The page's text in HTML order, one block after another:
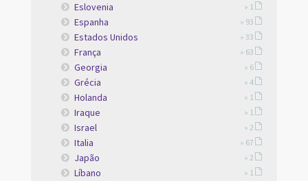
Eslovenia » 1
Espanha » 93
Estados Unidos » 33
França » 63
Georgia » 6
Grécia » 4
Holanda » 1
Iraque » 1
Israel » 2
Italia » 67
Japão » 2
Líbano » 1